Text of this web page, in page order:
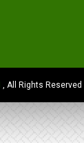
, All Rights Reserved®